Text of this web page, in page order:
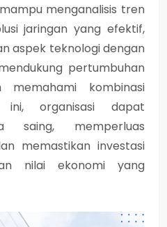
menganalisis tren
jaringan yang efektif,
aspek teknologi dengan
pertumbuhan
memahami kombinasi
organisasi dapat
saing, memperluas
memastikan investasi
nilai ekonomi yang